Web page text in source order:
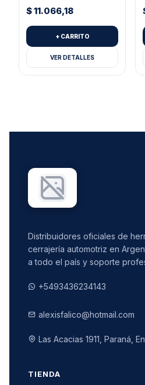
$11.066,18
+ CARRITO
VER DETALLES
Distribuidores oficiales de
cerrajería automotriz en
a todo el país y soporte
+5493436234143
alexisfalico@hotmail.com
Las Acacias 1911, Paraná,
TIENDA